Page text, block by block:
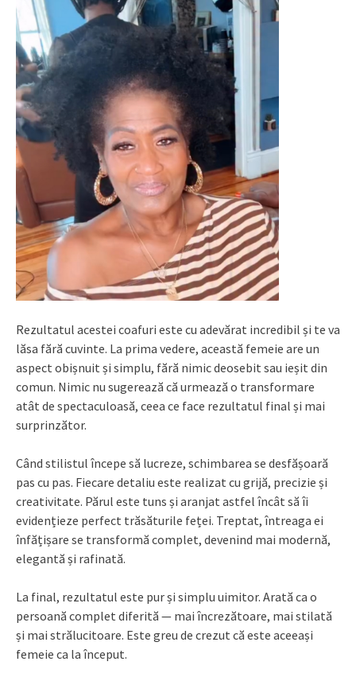
Rezultatul acestei coafuri este cu adevărat incredibil și te va
lăsa fără cuvinte. La prima vedere, această femeie are un
aspect obișnuit și simplu, fără nimic deosebit sau ieșit din
comun. Nimic nu sugerează că urmează o transformare
atât de spectaculoasă, ceea ce face rezultatul final și mai
surprinzător.
Când stilistul începe să lucreze, schimbarea se desfășoară
pas cu pas. Fiecare detaliu este realizat cu grijă, precizie și
creativitate. Părul este tuns și aranjat astfel încât să îi
evidențieze perfect trăsăturile feței. Treptat, întreaga ei
înfățișare se transformă complet, devenind mai modernă,
elegantă și rafinată.
La final, rezultatul este pur și simplu uimitor. Arată ca o
persoană complet diferită — mai încrezătoare, mai stilată
și mai strălucitoare. Este greu de crezut că este aceeași
femeie ca la început.